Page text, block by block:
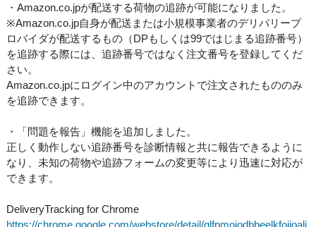
・Amazon.co.jpが配送する荷物の追跡が可能になりました。
※Amazon.co.jp自身が配送または小規模事業者のデリバリープ
ロバイダが配送するもの（DPもしくは99ではじまる追跡番号）
を追跡する際には、追跡番号ではなく注文番号を登録してくだ
さい。
Amazon.co.jpにログイン中のアカウントで注文されたもののみ
を追跡できます。
・「問題を報告」機能を追加しました。
正しく動作しない追跡番号を診断情報と共に報告できるように
なり、未知の荷物や追跡フォームの変更等により迅速に対応が
できます。
DeliveryTracking for Chrome
https://chrome.google.com/webstore/detail/glfpmojodbbeelkfoiioali